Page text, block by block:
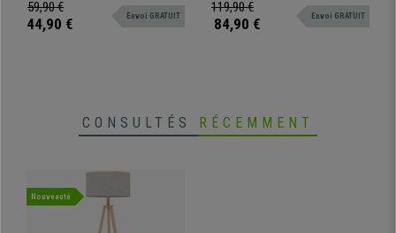
moderne et raffiné
59,90 €
44,90 € Envoi GRATUIT
divers coloris.
119,90 €
84,90 € Envoi GRATUIT
CONSULTÉS RÉCEMMENT
Nouveauté